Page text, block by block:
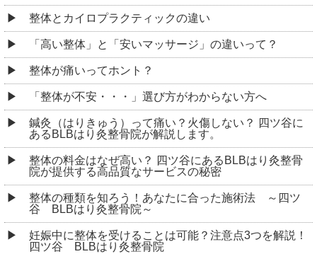
整体とカイロプラクティックの違い
「高い整体」と「安いマッサージ」の違いって？
整体が痛いってホント？
「整体が不安・・・」選び方がわからない方へ
鍼灸（はりきゅう）って痛い？火傷しない？ 四ツ谷に
あるBLBはり灸整骨院が解説します。
整体の料金はなぜ高い？ 四ツ谷にあるBLBはり灸整骨
院が提供する高品質なサービスの秘密
整体の種類を知ろう！あなたに合った施術法 ～四ツ
谷 BLBはり灸整骨院～
妊娠中に整体を受けることは可能？注意点3つを解説！
四ツ谷 BLBはり灸整骨院